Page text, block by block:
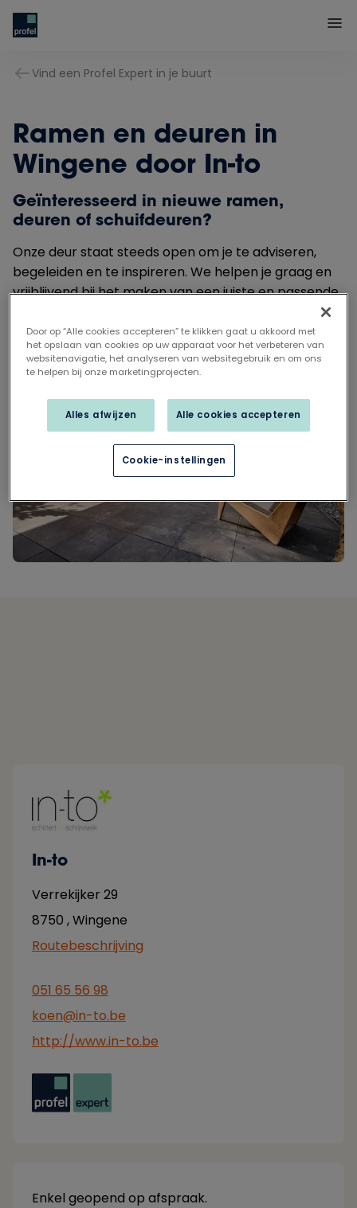
Vind een Profel Expert in je buurt
Ramen en deuren in
Wingene door In-to
Geïnteresseerd in nieuwe ramen,
deuren of schuifdeuren?
Onze deur staat steeds open om je te adviseren,
begeleiden en te inspireren. We helpen je graag en
vrijblijvend bij het maken van een juiste en passende
In-to
Verrekijker 29
8750 ,Wingene
Routebeschrijving
051 65 56 98
koen@in-to.be
http://www.in-to.be
Enkel geopend op afspraak.
Door op “Alle cookies accepteren” te klikken gaat u akkoord met
het opslaan van cookies op uw apparaat voor het verbeteren van
websitenavigatie, het analyseren van websitegebruik en om ons
te helpen bij onze marketingprojecten.
Alles afwijzen Alle cookies accepteren
Cookie-instellingen